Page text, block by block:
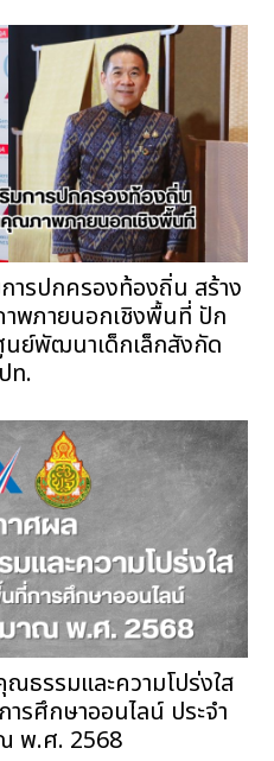
ารปกครองท้องถิ่น สร้าง
พภายนอกเชิงพื้นที่ ปัก
ย์พัฒนาเด็กเล็กสังกัด
ท.
ธรรมและความโปร่งใส
รศึกษาออนไลน์ ประจำ
พ.ศ. 2568